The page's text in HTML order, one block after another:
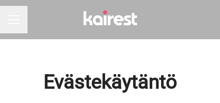
Evästekäytäntö